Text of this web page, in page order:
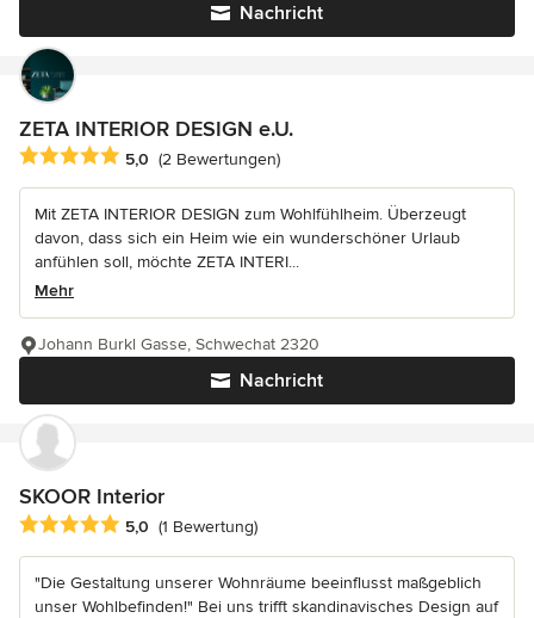
Nachricht
ZETA INTERIOR DESIGN e.U.
Durchschnittliche Bewertung: 5 von 5 Sternen
5,0 (2 Bewertungen)
Mit ZETA INTERIOR DESIGN zum Wohlfühlheim. Überzeugt
davon, dass sich ein Heim wie ein wunderschöner Urlaub
anfühlen soll, möchte ZETA INTERI...
Mehr
Nachricht
Johann Burkl Gasse, Schwechat 2320
SKOOR Interior
Durchschnittliche Bewertung: 5 von 5 Sternen
5,0 (1 Bewertung)
"Die Gestaltung unserer Wohnräume beeinflusst maßgeblich
unser Wohlbefinden!" Bei uns trifft skandinavisches Design auf